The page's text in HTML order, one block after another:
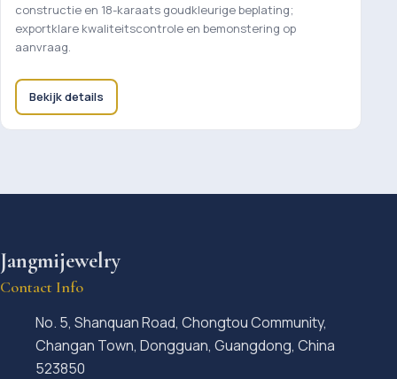
constructie en 18-karaats goudkleurige beplating;
exportklare kwaliteitscontrole en bemonstering op
aanvraag.
Bekijk details
Jangmijewelry
Contact Info
No. 5, Shanquan Road, Chongtou Community,
Changan Town, Dongguan, Guangdong, China
523850